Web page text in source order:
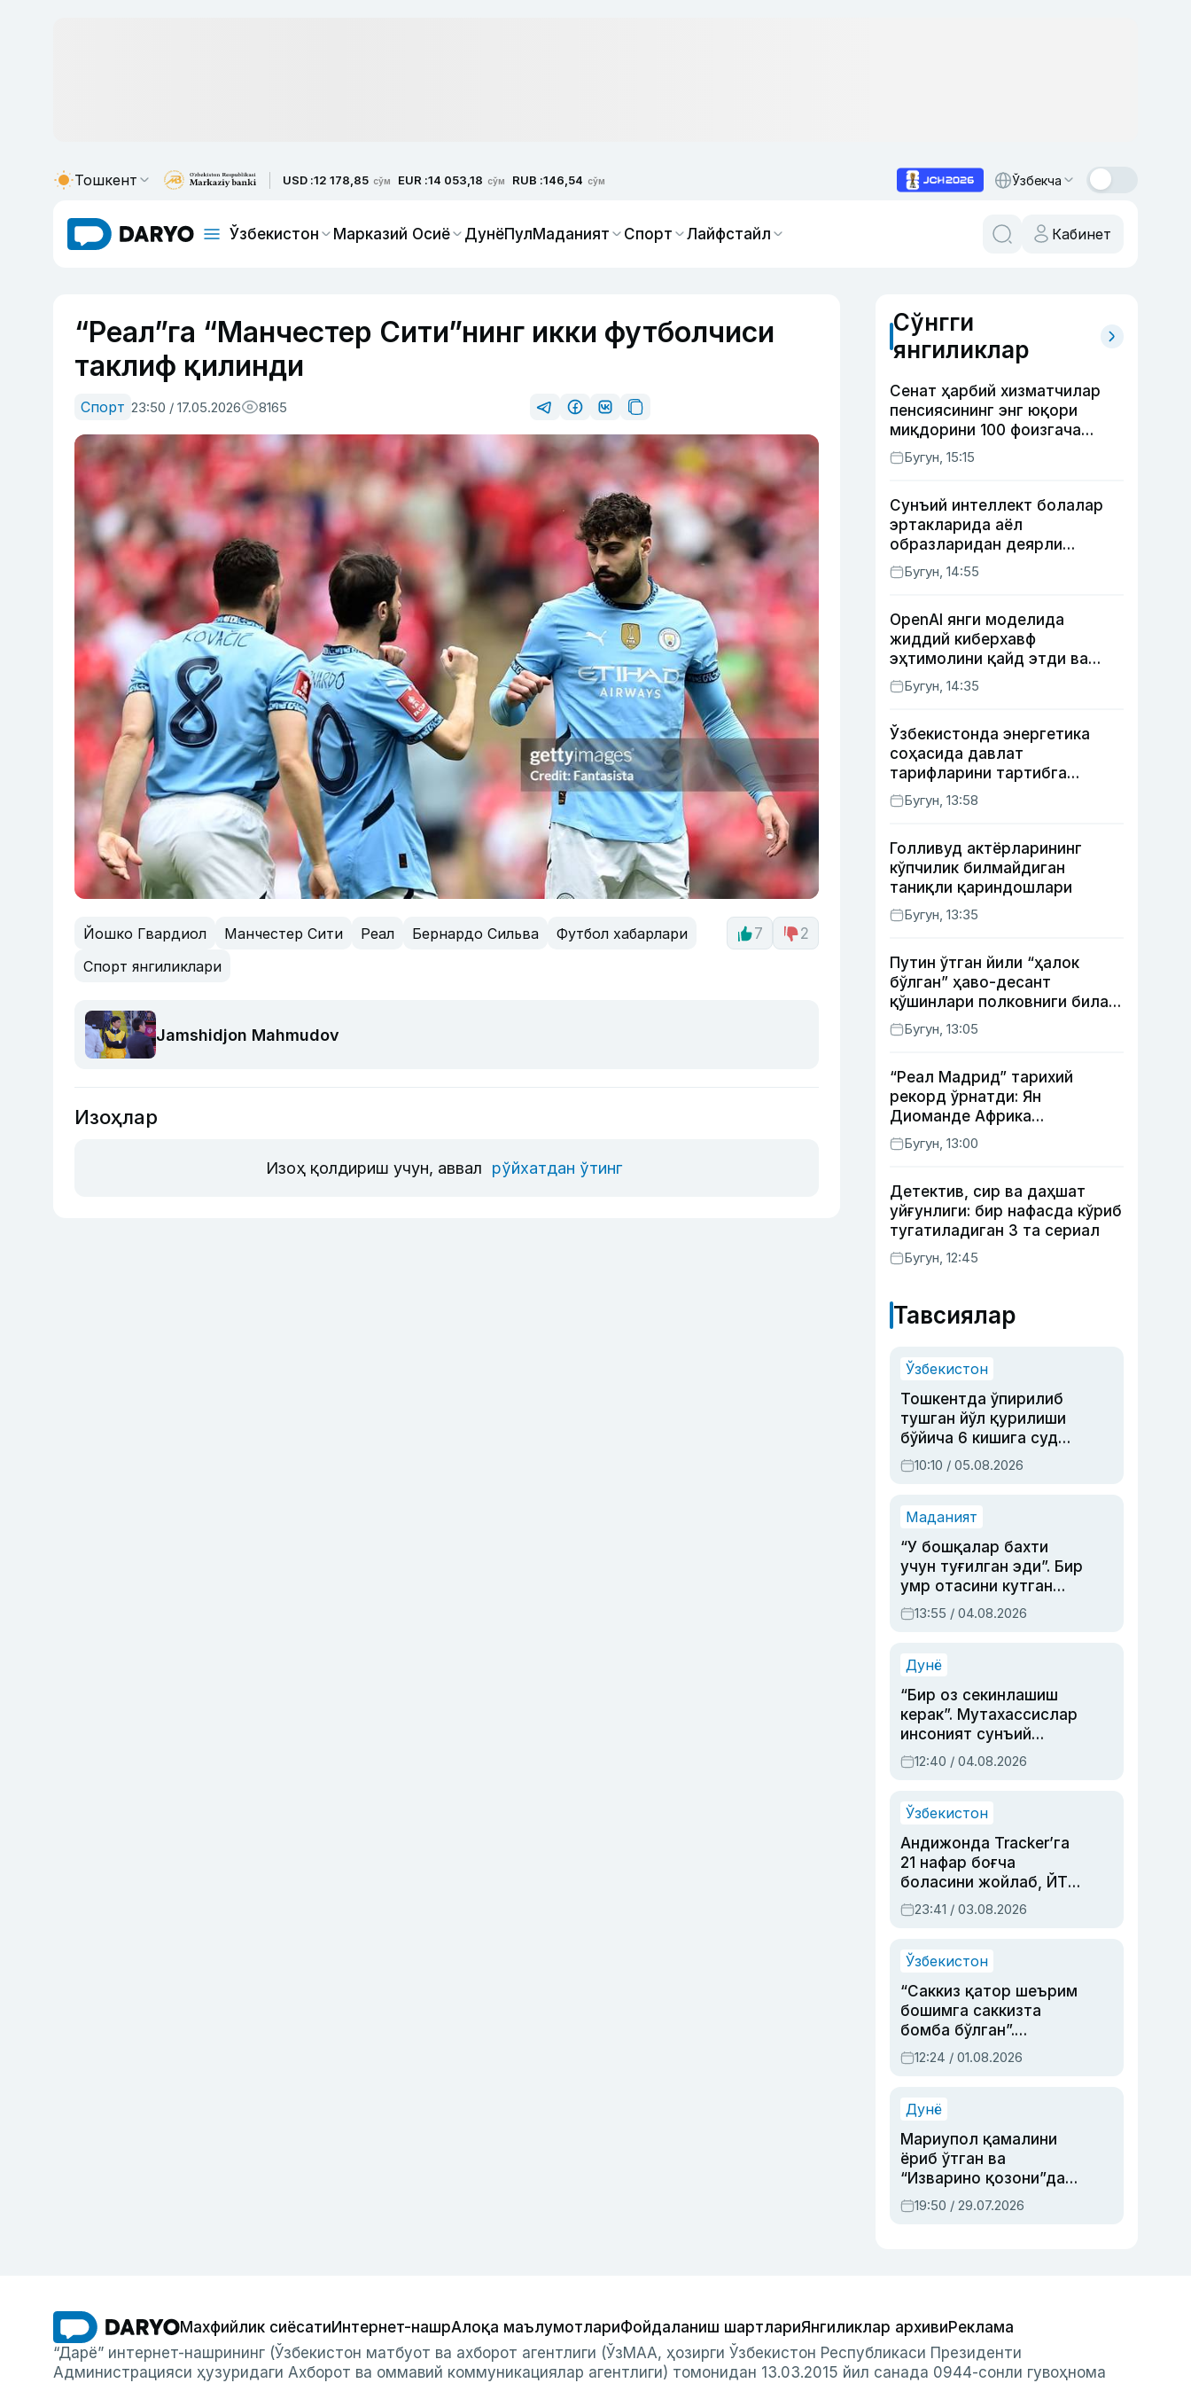
Тошкент USD :12 178,85 сўм EUR :14 053,18 сўм RUB :146,54 сўм Ўзбекча
Ўзбекистон Марказий Осиё ДунёПулМаданият Спорт Лайфстайл Кабинет
“Реал”га “Манчестер Сити”нинг икки футболчиси
таклиф қилинди
Спорт 23:50 / 17.05.2026 8165
Йошко Гвардиол Манчестер Сити Реал Бернардо Сильва
Футбол хабарлари
Спорт янгиликлари
7 2
Jamshidjon Mahmudov
Изоҳлар
Изоҳ қолдириш учун, аввал рўйхатдан ўтинг
Сўнгги
янгиликлар
Сенат ҳарбий хизматчилар
пенсиясининг энг юқори
миқдорини 100 фоизгача
оширишни назарда тутувчи
қонунни маъқуллади
Бугун, 15:15
Сунъий интеллект болалар
эртакларида аёл
образларидан деярли
фойдаланмаяпти
Бугун, 14:55
OpenAI янги моделида
жиддий киберхавф
эҳтимолини қайд этди ва
хавфсизлик чораларини
кучайтирди
Бугун, 14:35
Ўзбекистонда энергетика
соҳасида давлат
тарифларини тартибга
солишнинг янги тизими
жорий этилди
Бугун, 13:58
Голливуд актёрларининг
кўпчилик билмайдиган
таниқли қариндошлари
Бугун, 13:35
Путин ўтган йили “ҳалок
бўлган” ҳаво-десант
қўшинлари полковниги билан
телефон орқали
суҳбатлашди
Бугун, 13:05
“Реал Мадрид” тарихий
рекорд ўрнатди: Ян
Диоманде Африка
футболидаги энг қиммат
трансферга айланди
Бугун, 13:00
Детектив, сир ва даҳшат
уйғунлиги: бир нафасда кўриб
тугатиладиган 3 та сериал
Бугун, 12:45
Тавсиялар
Ўзбекистон
Тошкентда ўпирилиб
тушган йўл қурилиши
бўйича 6 кишига суд
ҳукми ўқилди
10:10 / 05.08.2026
Маданият
“У бошқалар бахти
учун туғилган эди”. Бир
умр отасини кутган
актриса ва дубльяж
устаси Римма
синовларга тўла ҳаёти
13:55 / 04.08.2026
Дунё
“Бир оз секинлашиш
керак”. Мутахассислар
инсоният сунъий
интеллектни бошқара
олмай қолишидан
12:40 / 04.08.2026
Ўзбекистон
Андижонда Tracker’га
21 нафар боғча
боласини жойлаб, ЙТҲ
содир этган аёлга суд
ҳукми ўқилди
23:41 / 03.08.2026
Ўзбекистон
“Саккиз қатор шеърим
бошимга саккизта
бомба бўлган”.
Абдулла Ориповни
сиёсий айбловлардан
12:24 / 01.08.2026
Дунё
Мариупол қамалини
ёриб ўтган ва
“Изварино қозони”дан
чиққан қаҳрамон —
Украина армияси бош
19:50 / 29.07.2026
Махфийлик сиёсатиИнтернет-нашрАлоқа маълумотлариФойдаланиш шартлариЯнгиликлар архивиРеклама
“Дарё” интернет-нашрининг (Ўзбекистон матбуот ва ахборот агентлиги (ЎзМАА, ҳозирги Ўзбекистон Республикаси Президенти
Администрацияси ҳузуридаги Ахборот ва оммавий коммуникациялар агентлиги) томонидан 13.03.2015 йил санада 0944-сонли гувоҳнома